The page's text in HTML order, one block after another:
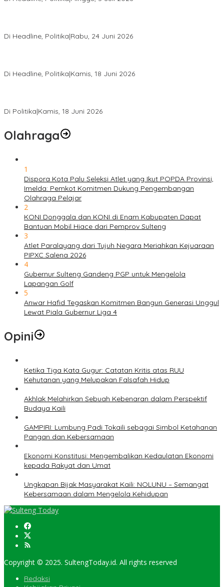
Di Headline, Politika|Rabu, 24 Juni 2026
Di Headline, Politika|Kamis, 18 Juni 2026
Di Politika|Kamis, 18 Juni 2026
Olahraga
1
Dispora Kota Palu Seleksi Atlet yang Ikut POPDA Provinsi,
Imelda: Pemkot Komitmen Dukung Pengembangan
Olahraga Pelajar
2
KONI Donggala dan KONI di Enam Kabupaten Dapat
Bantuan Mobil Hiace dari Pemprov Sulteng
3
Atlet Paralayang dari Tujuh Negara Meriahkan Kejuaraan
PIPXC Salena 2026
4
Gubernur Sulteng Gandeng PGP untuk Mengelola
Lapangan Golf
5
Anwar Hafid Tegaskan Komitmen Bangun Generasi Unggul
Lewat Piala Gubernur Liga 4
Opini
Ketika Tiga Kata Gugur: Catatan Kritis atas RUU
Kehutanan yang Melupakan Falsafah Hidup
Akhlak Melahirkan Sebuah Kebenaran dalam Perspektif
Budaya Kaili
GAMPIRI: Lumbung Padi Tokaili sebagai Simbol Ketahanan
Pangan dan Kebersamaan
Ekonomi Konstitusi: Mengembalikan Kedaulatan Ekonomi
kepada Rakyat dan Umat
Ungkapan Bijak Masyarakat Kaili: NOLUNU – Semangat
Kebersamaan dalam Mengelola Kehidupan
Copyright © 2025. SultengToday.id. All rights reserved
Redaksi